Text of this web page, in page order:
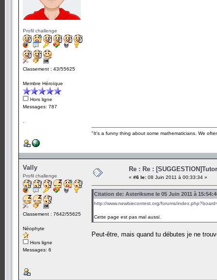
Profil challenge
Classement : 43/55625
Membre Héroïque
Hors ligne
Messages: 787
"It's a funny thing about some mathematicians. We
Vally
Profil challenge
Classement : 7642/55625
Néophyte
Hors ligne
Messages: 6
Re : Re :
« #6 le: 08 Juin 2011 à 00:33:34 »
Citation de: Asteriksme le 05 Juin 2011 à
http://www.newbiecontest.org/forums/
Cette page est pas mal aussi.
Peut-être, mais quand tu débutes je ne